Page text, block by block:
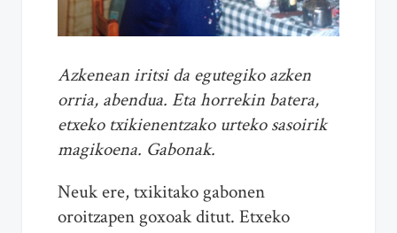
Azkenean iritsi da egutegiko azken
orria, abendua. Eta horrekin batera,
etxeko txikienentzako urteko sasoirik
magikoena. Gabonak.
Neuk ere, txikitako gabonen
oroitzapen goxoak ditut. Etxeko